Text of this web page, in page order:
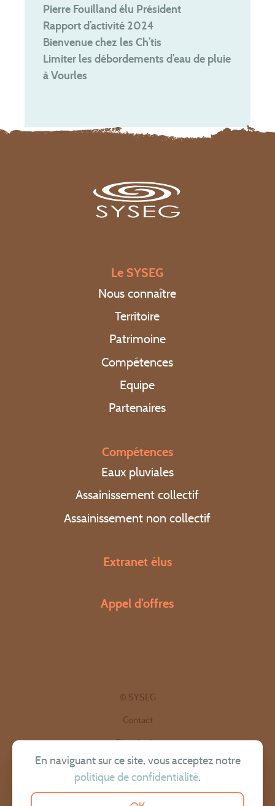
En naviguant sur ce site, vous acceptez notre
politique de confidentialité.
Pierre Fouilland élu Président
Rapport d’activité 2024
Bienvenue chez les Ch’tis
Limiter les débordements d’eau de pluie
à Vourles
Le SYSEG
Nous connaître
Territoire
Patrimoine
Compétences
Equipe
Partenaires
Compétences
Eaux pluviales
Assainissement collectif
Assainissement non collectif
Extranet élus
Appel d’offres
© SYSEG
Contact
Plan du site
Politique de confidentialité